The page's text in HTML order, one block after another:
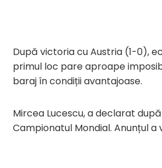
După victoria cu Austria (1-0),
primul loc pare aproape
baraj în condiții avantajoase.
Mircea Lucescu, a declarat
Campionatul Mondial. Anunțul